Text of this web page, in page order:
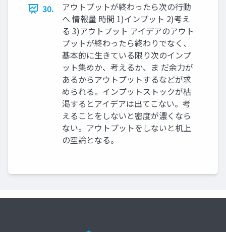
30.
アウトプットが終わったら次の行動
へ 情報量 時間 1)インプット 2)考え
る 3)アウトプット アイデアのアウト
プットが終わったら終わりでなく、
基本的に生きている限り次のインプ
ット集めか、考えるか、ま だ余力が
あるからアウトプットするなどが求
められる。インプットストックが枯
渇するとアイデアは出てこない。考
えることをしないと密度が濃くなら
ない。アウトプットをしないと机上
の空論となる。